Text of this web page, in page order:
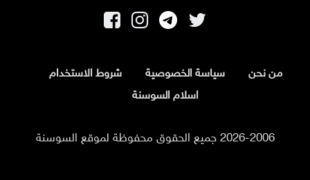
من نحن سياسة الخصوصية
شروط الاستخدام
اسلام السوسنة
2026-2006 جميع الحقوق محفوظة لموقع السوسنة